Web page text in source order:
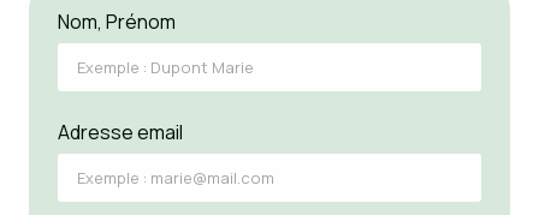
Nom, Prénom
Adresse email